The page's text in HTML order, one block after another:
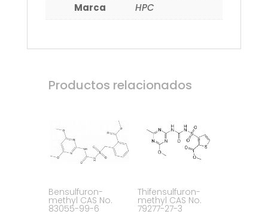
Marca
HPC
Productos relacionados
Bensulfuron-
methyl CAS No.
83055-99-6
Thifensulfuron-
methyl CAS No.
79277-27-3